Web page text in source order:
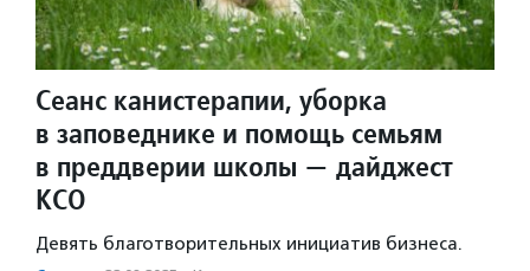
Сеанс канистерапии, уборка
в заповеднике и помощь семьям
в преддверии школы — дайджест
КСО
Девять благотворительных инициатив бизнеса.